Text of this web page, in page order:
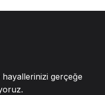
gerçeğe